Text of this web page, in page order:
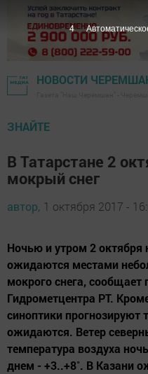
НОВОСТИ
ЗНАЙТЕ
В Татарстане 2
мокрый снег
автор, 1 октября 2017 -
Ночью и утром 2 октября
ожидаются местами
мокрого снега, сообщает
Гидрометцентра РТ.
синоптики
ожидаются. Ветер
температура воздуха
днем - +3..+8˚. В Казани
3